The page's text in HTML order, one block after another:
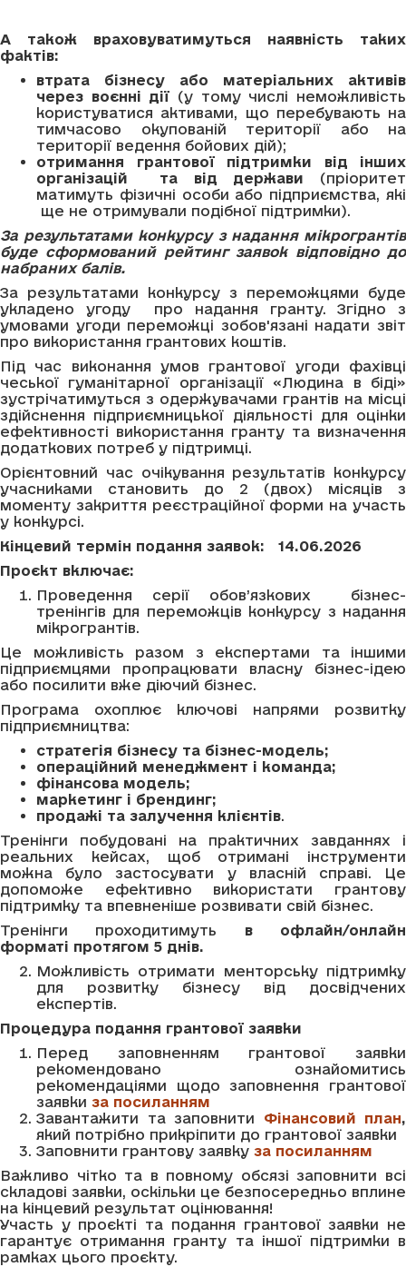
А також враховуватимуться наявність таких
фактів:
втрата бізнесу або матеріальних активів
через воєнні дії (у тому числі неможливість
користуватися активами, що перебувають на
тимчасово окупованій території або на
території ведення бойових дій);
отримання грантової підтримки від інших
організацій та від держави (пріоритет
матимуть фізичні особи або підприємства, які
ще не отримували подібної підтримки).
За результатами конкурсу з надання мікрогрантів
буде сформований рейтинг заявок відповідно до
набраних балів.
За результатами конкурсу з переможцями буде
укладено угоду про надання гранту. Згідно з
умовами угоди переможці зобов'язані надати звіт
про використання грантових коштів.
Під час виконання умов грантової угоди фахівці
чеської гуманітарної організації «Людина в біді»
зустрічатимуться з одержувачами грантів на місці
здійснення підприємницької діяльності для оцінки
ефективності використання гранту та визначення
додаткових потреб у підтримці.
Орієнтовний час очікування результатів конкурсу
учасниками становить до 2 (двох) місяців з
моменту закриття реєстраційної форми на участь
у конкурсі.
Кінцевий термін подання заявок: 14.06.2026
Проєкт включає:
Проведення серії обов’язкових бізнес-
тренінгів для переможців конкурсу з надання
мікрогрантів.
Це можливість разом з експертами та іншими
підприємцями пропрацювати власну бізнес-ідею
або посилити вже діючий бізнес.
Програма охоплює ключові напрями розвитку
підприємництва:
стратегія бізнесу та бізнес-модель;
операційний менеджмент і команда;
фінансова модель;
маркетинг і брендинг;
продажі та залучення клієнтів.
Тренінги побудовані на практичних завданнях і
реальних кейсах, щоб отримані інструменти
можна було застосувати у власній справі. Це
допоможе ефективно використати грантову
підтримку та впевненіше розвивати свій бізнес.
Тренінги проходитимуть в офлайн/онлайн
форматі протягом 5 днів.
Можливість отримати менторську підтримку
для розвитку бізнесу від досвідчених
експертів.
Процедура подання грантової заявки
Перед заповненням грантової заявки
рекомендовано ознайомитись
рекомендаціями щодо заповнення грантової
заявки за посиланням
Завантажити та заповнити Фінансовий план,
який потрібно прикріпити до грантової заявки
Заповнити грантову заявку за посиланням
Важливо чітко та в повному обсязі заповнити всі
складові заявки, оскільки це безпосередньо вплине
на кінцевий результат оцінювання!
Участь у проєкті та подання грантової заявки не
гарантує отримання гранту та іншої підтримки в
рамках цього проєкту.